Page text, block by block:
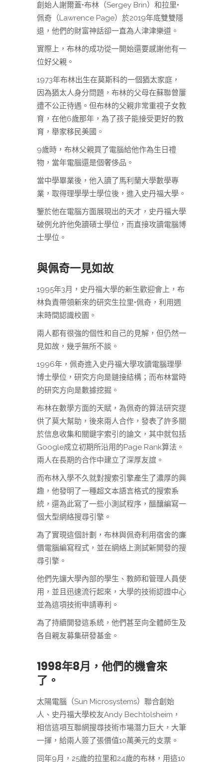
創始人謝爾蓋•布林（Sergey Brin）和拉里•
佩奇（Lawrence Page）於2019年底雙雙隱
退，他們的財富神話卻一直為人津津樂道。
實際上，布林的成功從一開始還要感謝他有一
位好父親。
1973年布林出生在莫斯科的一個猶太家庭，
因為猶太人身分問題，布林的父母在蘇聯曾屢
遭不公正待遇。但布林的父親非常重視子女教
育，在他6歲那年，為了孩子能接受更好的教
育，舉家移民美國。
9歲時，布林父親買了電腦給他作為生日禮
物，當年電腦還是個奢侈品。
當中學畢業後，他入讀了馬利蘭大學數學專
業，取得理學學士學位後，進入史丹福大學。
鑒於他在電腦方面展現出的天才，史丹福大學
破例允許他免讀碩士學位，而直接攻讀電腦博
士學位。
與佩奇一見如故
1995年3月，史丹福大學的新生歡迎會上，布
林負責帶領新來的研究生拉里•佩奇，利用週
末時間認識校園。
兩人都有很強的個性和自己的見解，但仍然一
見如故，幾乎無所不談。
1996年，佩奇進入史丹福大學攻讀電腦理學
博士學位，研究方向是鏈接結構；而布林當時
的研究方向是數據挖掘。
布林在數學方面的天賦，為佩奇的算法研究提
供了莫大幫助，後來兩人合作，發表了許多關
於信息收集和關鍵字索引的論文，其中就包括
Google成立初期所沿用的Page Rank算法。
兩人在長期的合作中建立了深厚友誼。
而布林入學不久就對搜索引擎產生了濃厚的興
趣，他發明了一種超文本語言格式的搜索系
統，還為此寫了一些小測試程序，醞釀編寫一
個大型網絡搜尋引擎。
為了實現這個計劃，布林與佩奇利用宿舍的廉
價電腦編寫程式，並在網絡上測試新開發的搜
尋引擎。
他們先讓大學內部的學生、教師和管理人員使
用，並且迅速流行起來，大學的技術認證中心
並為這項技術申請專利。
為了持續開發這系統，他們甚至向全體師生及
各自親友募集研發基金。
1998年8月，他們的機會來
了。
太陽電腦（Sun Microsystems）聯合創始
人、史丹福大學校友Andy Bechtolsheim，
相信這項互聯網搜尋技術市場潛力巨大，大筆
一揮，給兩人簽了張價值10萬美元的支票。
同年9月，25歲的拉里和24歲的布林，用這10